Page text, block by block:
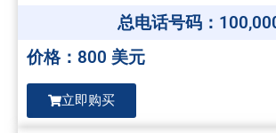
总电话号码：
价格：800 美元
立即购买